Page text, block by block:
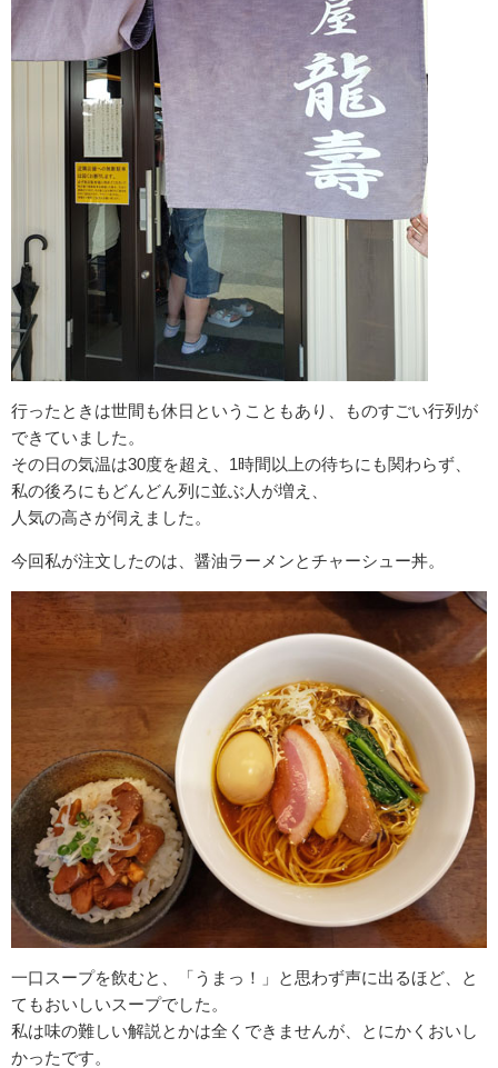
行ったときは世間も休日ということもあり、ものすごい行列が
できていました。
その日の気温は30度を超え、1時間以上の待ちにも関わらず、
私の後ろにもどんどん列に並ぶ人が増え、
人気の高さが伺えました。
今回私が注文したのは、醤油ラーメンとチャーシュー丼。
一口スープを飲むと、「うまっ！」と思わず声に出るほど、と
てもおいしいスープでした。
私は味の難しい解説とかは全くできませんが、とにかくおいし
かったです。